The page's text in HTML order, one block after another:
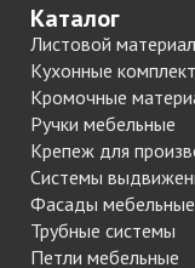
Каталог
Листовой материал
Кухонные
Кромочные
Ручки мебельные
Крепеж для
Системы
Фасады мебельные
Трубные системы
Петли мебельные